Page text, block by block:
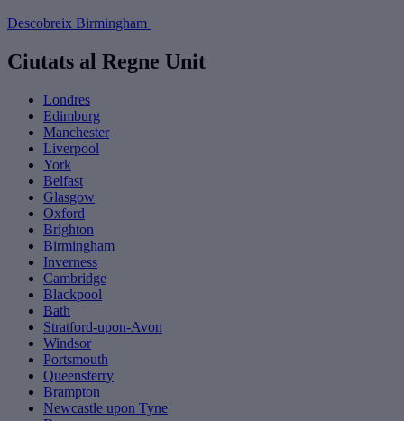
Descobreix Birmingham
Ciutats al Regne Unit
Londres
Edimburg
Manchester
Liverpool
York
Belfast
Glasgow
Oxford
Brighton
Birmingham
Inverness
Cambridge
Blackpool
Bath
Stratford-upon-Avon
Windsor
Portsmouth
Queensferry
Brampton
Newcastle upon Tyne